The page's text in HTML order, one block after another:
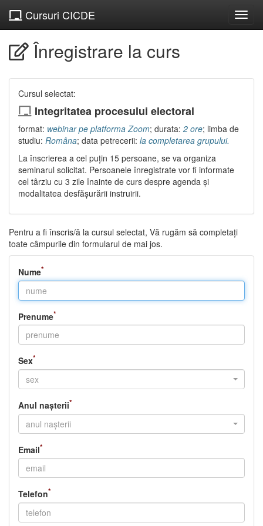
Cursuri CICDE
Înregistrare la curs
Cursul selectat:
Integritatea procesului electoral
format: webinar pe platforma Zoom; durata: 2 ore; limba de
studiu: Româna; data petrecerii: la completarea grupului.
La înscrierea a cel puțin 15 persoane, se va organiza
seminarul solicitat. Persoanele înregistrate vor fi informate
cel târziu cu 3 zile înainte de curs despre agenda și
modalitatea desfășurării instruirii.
Pentru a fi înscris/ă la cursul selectat, Vă rugăm să completați
toate câmpurile din formularul de mai jos.
Nume
Prenume
Sex
sex
Anul nașterii
anul nașterii
Email
Telefon